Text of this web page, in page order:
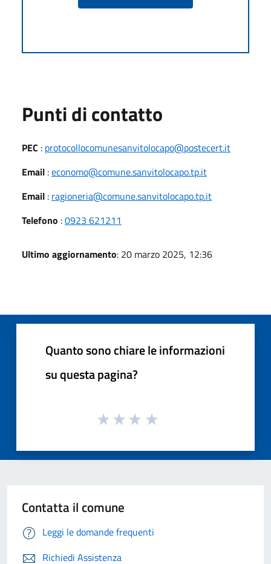
Punti di contatto
PEC : protocollocomunesanvitolocapo@postecert.it
Email :economo@comune.sanvitolocapo.tp.it
Email : ragioneria@comune.sanvitolocapo.tp.it
Telefono :0923 621211
Ultimo aggiornamento: 20 marzo 2025, 12:36
Quanto sono chiare le informazioni
su questa pagina?
Contatta il comune
Leggi le domande frequenti
Richiedi Assistenza